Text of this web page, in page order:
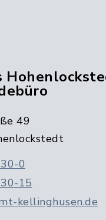
49
0
15
kellinghusen.de